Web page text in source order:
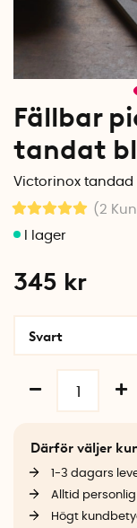
Fällbar
tandat
Victorinox tandad
(2
345 kr
Svart
Därför väljer
1-3 dagars
Alltid
Högt